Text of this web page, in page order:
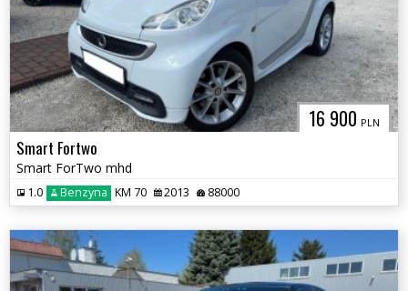
16 900 PLN
Smart Fortwo
Smart ForTwo mhd
1.0 Benzyna KM 70 2013 88000